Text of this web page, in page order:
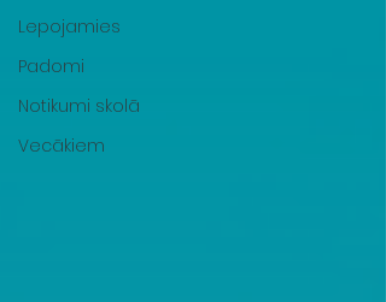
Lepojamies
Padomi
Notikumi skolā
Vecākiem